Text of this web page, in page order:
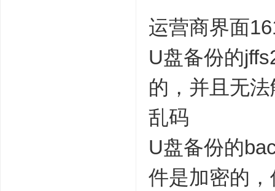
运营商界面
U盘备份的
的，并且无
乱码
U盘备份的
件是加密的